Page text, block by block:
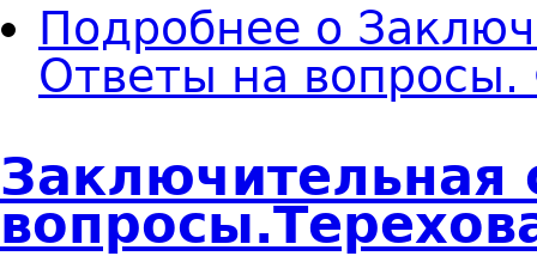
Подробнее о
Ответы на вопросы.
Заключительная